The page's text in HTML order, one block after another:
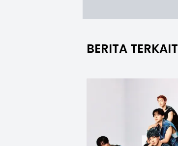
BERITA TERKAIT